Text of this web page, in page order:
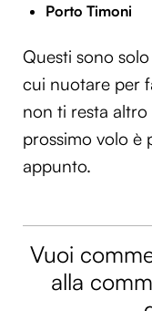
Porto Timoni
Questi sono
cui nuotare per
non ti resta
prossimo volo è
appunto.
Vuoi
alla